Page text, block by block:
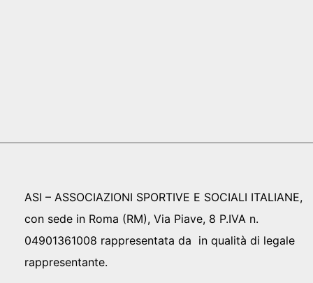
ASI – ASSOCIAZIONI SPORTIVE E SOCIALI ITALIANE,
con sede in Roma (RM), Via Piave, 8 P.IVA n.
04901361008 rappresentata da in qualità di legale
rappresentante.